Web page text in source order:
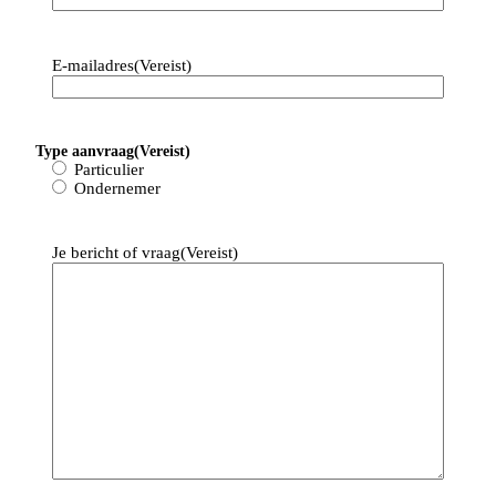
E-mailadres(Vereist)
Type aanvraag(Vereist)
Particulier
Ondernemer
Je bericht of vraag(Vereist)